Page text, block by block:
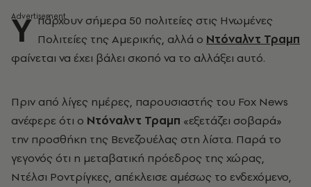
Υ πάρχουν σήμερα 50 πολιτείες στις Ηνωμένες
Πολιτείες της Αμερικής, αλλά ο Ντόναλντ Τραμπ
φαίνεται να έχει βάλει σκοπό να το αλλάξει αυτό.
Πριν από λίγες ημέρες, παρουσιαστής του Fox News
ανέφερε ότι ο Ντόναλντ Τραμπ «εξετάζει σοβαρά»
την προσθήκη της Βενεζουέλας στη λίστα. Παρά το
γεγονός ότι η μεταβατική πρόεδρος της χώρας,
Ντέλσι Ροντρίγκες, απέκλεισε αμέσως το ενδεχόμενο,